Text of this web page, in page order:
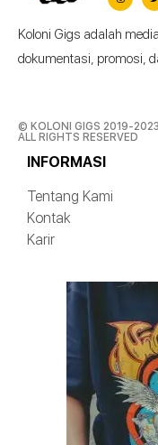
Koloni Gigs adalah
dokumentasi, promosi,
© KOLONI GIGS 2019-2023.
ALL RIGHTS RESERVED
INFORMASI
Tentang Kami
Kontak
Karir